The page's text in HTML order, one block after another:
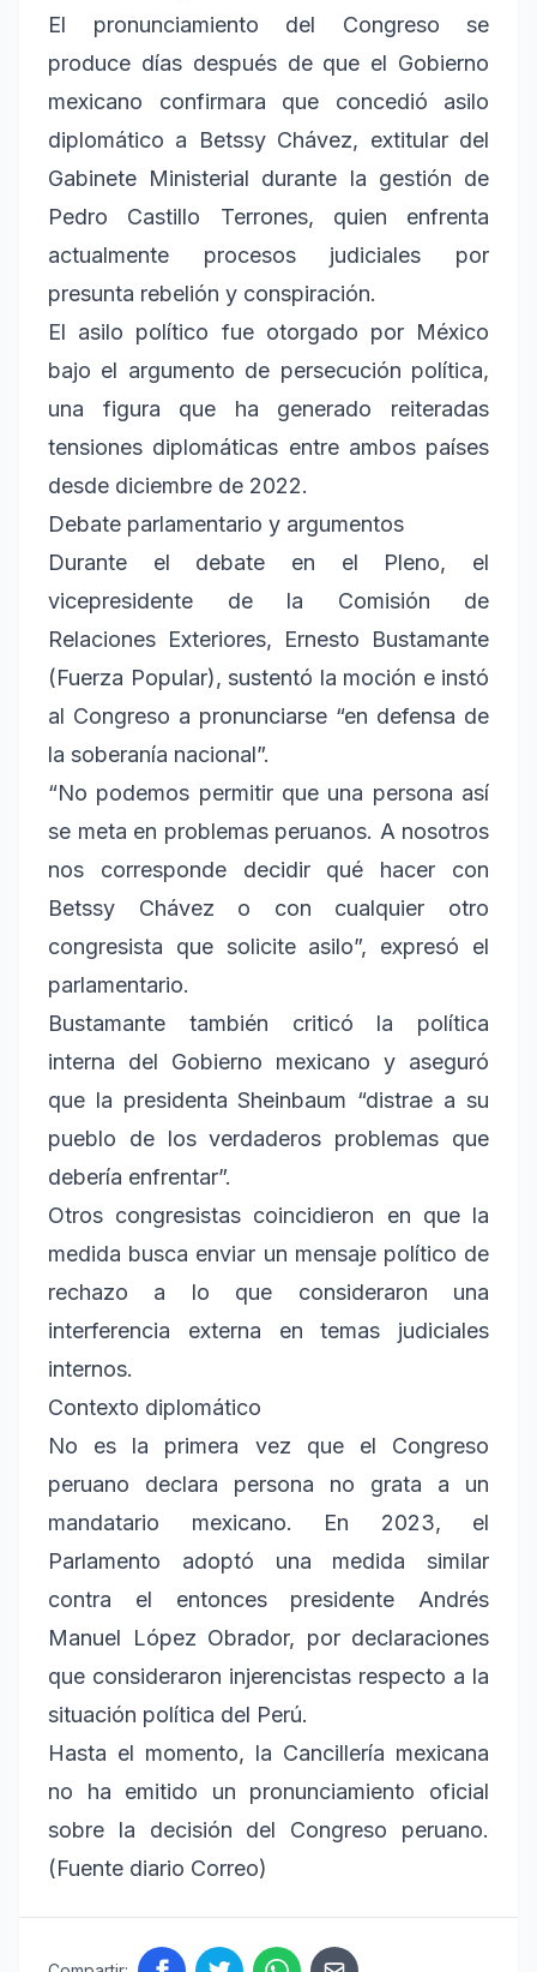
El pronunciamiento del Congreso se
produce días después de que el Gobierno
mexicano confirmara que concedió asilo
diplomático a Betssy Chávez, extitular del
Gabinete Ministerial durante la gestión de
Pedro Castillo Terrones, quien enfrenta
actualmente procesos judiciales por
presunta rebelión y conspiración.
El asilo político fue otorgado por México
bajo el argumento de persecución política,
una figura que ha generado reiteradas
tensiones diplomáticas entre ambos países
desde diciembre de 2022.
Debate parlamentario y argumentos
Durante el debate en el Pleno, el
vicepresidente de la Comisión de
Relaciones Exteriores, Ernesto Bustamante
(Fuerza Popular), sustentó la moción e instó
al Congreso a pronunciarse “en defensa de
la soberanía nacional”.
“No podemos permitir que una persona así
se meta en problemas peruanos. A nosotros
nos corresponde decidir qué hacer con
Betssy Chávez o con cualquier otro
congresista que solicite asilo”, expresó el
parlamentario.
Bustamante también criticó la política
interna del Gobierno mexicano y aseguró
que la presidenta Sheinbaum “distrae a su
pueblo de los verdaderos problemas que
debería enfrentar”.
Otros congresistas coincidieron en que la
medida busca enviar un mensaje político de
rechazo a lo que consideraron una
interferencia externa en temas judiciales
internos.
Contexto diplomático
No es la primera vez que el Congreso
peruano declara persona no grata a un
mandatario mexicano. En 2023, el
Parlamento adoptó una medida similar
contra el entonces presidente Andrés
Manuel López Obrador, por declaraciones
que consideraron injerencistas respecto a la
situación política del Perú.
Hasta el momento, la Cancillería mexicana
no ha emitido un pronunciamiento oficial
sobre la decisión del Congreso peruano.
(Fuente diario Correo)